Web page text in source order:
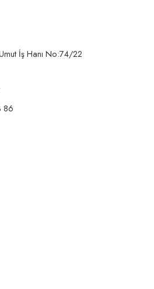
İş Hanı No:74/22
86